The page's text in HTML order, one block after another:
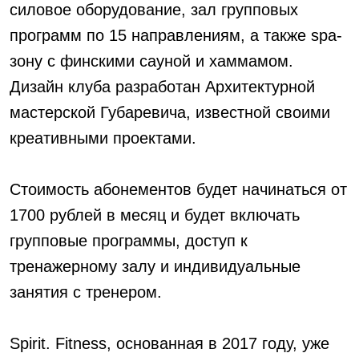
силовое оборудование, зал групповых
программ по 15 направлениям, а также spa-
зону с финскими сауной и хаммамом.
Дизайн клуба разработан Архитектурной
мастерской Губаревича, известной своими
креативными проектами.
Стоимость абонементов будет начинаться от
1700 рублей в месяц и будет включать
групповые программы, доступ к
тренажерному залу и индивидуальные
занятия с тренером.
Spirit. Fitness, основанная в 2017 году, уже